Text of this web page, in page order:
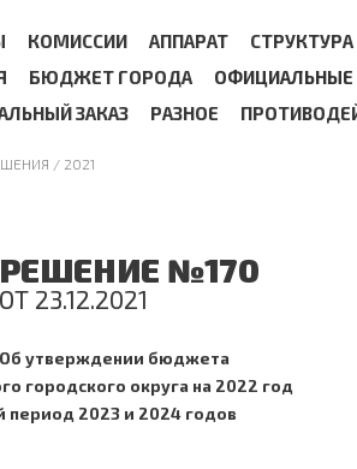
КОМИССИИ АППАРАТ
БЮДЖЕТ ГОРОДА
ОФИЦИАЛЬНЫЕ
ЗАКАЗ
РАЗНОЕ
/ 2021
РЕШЕНИЕ №170
ОТ 23.12.2021
Об утверждении бюджета
городского округа на 2022 год
период 2023 и 2024 годов